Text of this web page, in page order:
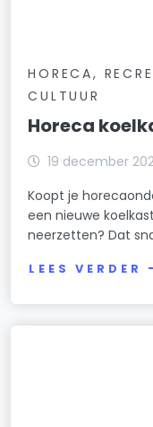
HORECA,
CULTUUR
Horeca
19 december
Koopt je
een nieuwe
neerzetten? Dat
LEES VERDER